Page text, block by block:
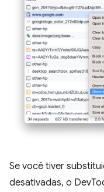
Se você tiver
desativadas, o